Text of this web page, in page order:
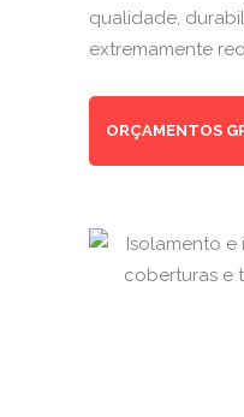
qualidade,
extremamente
ORÇAMENTOS